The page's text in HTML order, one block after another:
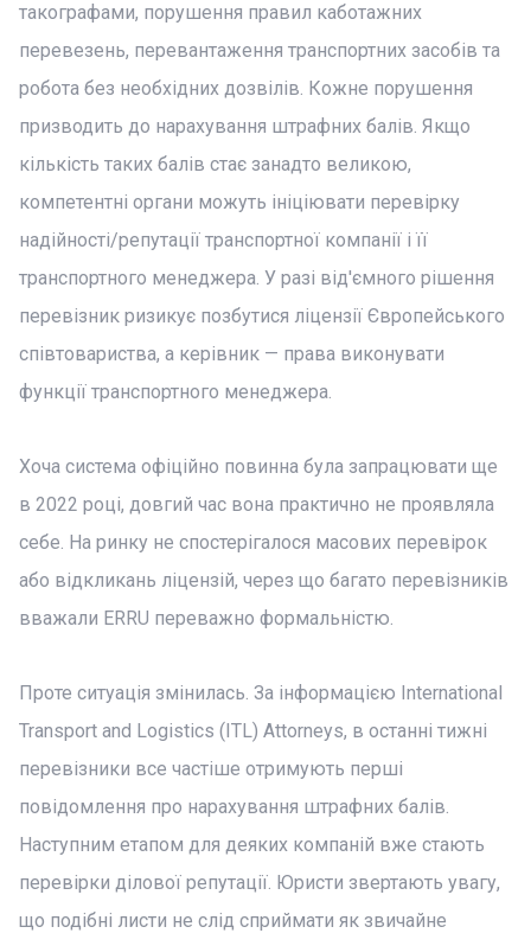
такографами, порушення правил каботажних
перевезень, перевантаження транспортних засобів та
робота без необхідних дозвілів. Кожне порушення
призводить до нарахування штрафних балів. Якщо
кількість таких балів стає занадто великою,
компетентні органи можуть ініціювати перевірку
надійності/репутації транспортної компанії і її
транспортного менеджера. У разі від'ємного рішення
перевізник ризикує позбутися ліцензії Європейського
співтовариства, а керівник — права виконувати
функції транспортного менеджера.
Хоча система офіційно повинна була запрацювати ще
в 2022 році, довгий час вона практично не проявляла
себе. На ринку не спостерігалося масових перевірок
або відкликань ліцензій, через що багато перевізників
вважали ERRU переважно формальністю.
Проте ситуація змінилась. За інформацією International
Transport and Logistics (ITL) Attorneys, в останні тижні
перевізники все частіше отримують перші
повідомлення про нарахування штрафних балів.
Наступним етапом для деяких компаній вже стають
перевірки ділової репутації. Юристи звертають увагу,
що подібні листи не слід сприймати як звичайне